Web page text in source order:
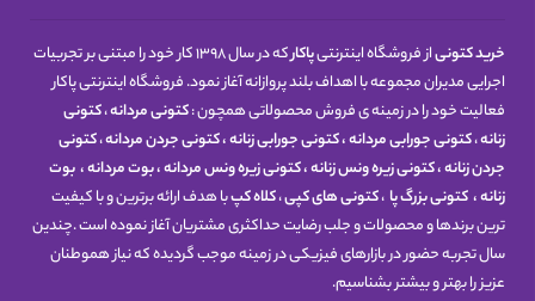
خرید کتونیاز فروشگاه اینترنتیپاکار
که در سال 1398 کار خود را مبتنی بر تجربیات
اجرایی مدیران مجموعه با اهداف بلند پروازانه آغاز نمود. فروشگاه اینترنتی پاکار
فعالیت خود را در زمینه ی فروش محصولاتی همچون :کتونی مردانه،کتونی
زنانه،کتونی جورابی مردانه،کتونی جورابی زنانه،کتونی جردن مردانه،کتونی
جردن زنانه،کتونی زیره ونس زنانه،کتونی زیره ونس مردانه،بوت مردانه،بوت
زنانه، کتونیبزرگ پا ،کتونی های کپی،کلاه کپبا هدف ارائه برترین و با کیفیت
ترین برندها و محصولات و جلب رضایت حداکثری مشتریان آغاز نموده است .چندین
سال تجربه حضور در بازارهای فیزیکی در زمینه موجب گردیده که نیاز هموطنان
عزیز را بهتر و بیشتر بشناسیم.